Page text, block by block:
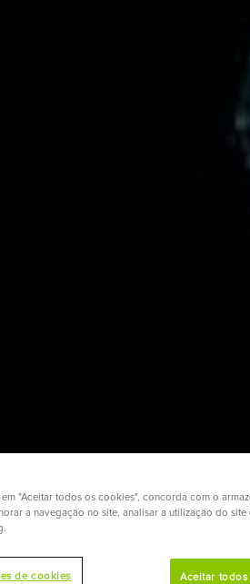
"Aceitar todos os cookies", concorda com o
a navegação no site, analisar a utilização do
de cookies Aceitar